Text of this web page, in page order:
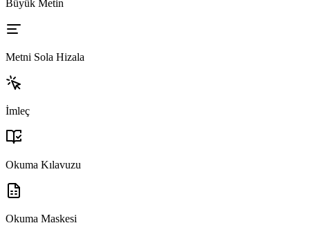
Büyük Metin
Metni Sola Hizala
İmleç
Okuma Kılavuzu
Okuma Maskesi